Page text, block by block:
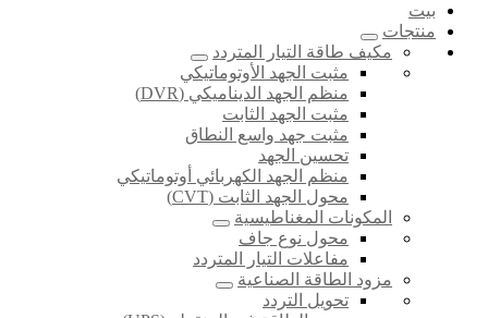
بيت
منتجات
مكيف طاقة التيار المتردد
مثبت الجهد الأوتوماتيكي
منظم الجهد الديناميكي (DVR)
مثبت الجهد الثابت
مثبت جهد واسع النطاق
تحسين الجهد
منظم الجهد الكهربائي أوتوماتيكي
محول الجهد الثابت (CVT)
المكونات المغناطيسية
محول نوع جاف
مفاعلات التيار المتردد
مزود الطاقة الصناعية
تحويل التردد